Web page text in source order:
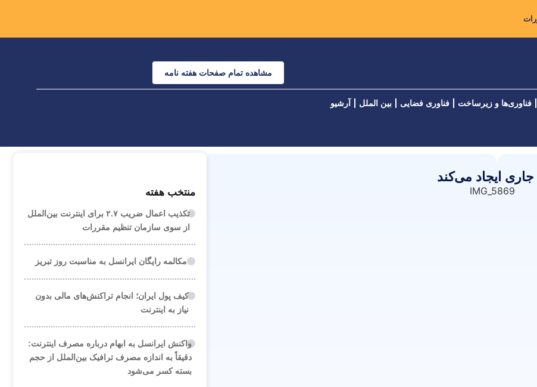
مشاهده تمام صفحات هفته نامه
فناوری‌ها و زیرساخت فناوری فضایی بین الملل آرشیو
منتخب هفته
تکذیب اعمال ضریب ۲.۷ برای اینترنت بین‌الملل
از سوی سازمان تنظیم مقررات
مکالمه رایگان ایرانسل به مناسبت روز تبریز
کیف پول ایران؛ انجام تراکنش‌های مالی بدون
نیاز به اینترنت
واکنش ایرانسل به ابهام درباره مصرف اینترنت:
دقیقاً به اندازه مصرف ترافیک بین‌الملل از حجم
بسته کسر می‌شود